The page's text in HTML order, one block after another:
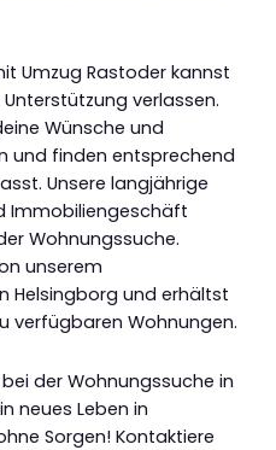
Umzug Rastoder kannst
verlassen.
Wünsche und
und finden entsprechend
Unsere langjährige
Immobiliengeschäft
Wohnungssuche.
unserem
Helsingborg und erhältst
verfügbaren Wohnungen.
der Wohnungssuche in
neues Leben in
Sorgen! Kontaktiere